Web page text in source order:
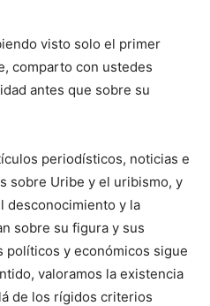
visto solo el primer
comparto con ustedes
antes que sobre su
periodísticos, noticias e
sobre Uribe y el uribismo, y
desconocimiento y la
sobre su figura y sus
políticos y económicos sigue
valoramos la existencia
de los rígidos criterios